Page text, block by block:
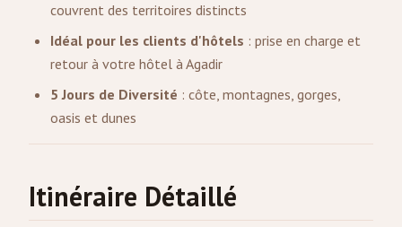
couvrent des territoires distincts
Idéal pour les clients d'hôtels : prise en charge et
retour à votre hôtel à Agadir
5 Jours de Diversité : côte, montagnes, gorges,
oasis et dunes
Itinéraire Détaillé